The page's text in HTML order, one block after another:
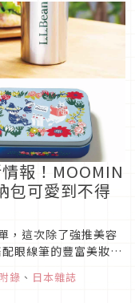
報！MOOMIN
包可愛到不得
，這次除了強推美容
眼線筆的豐富美妝組
，想知道更多好康贈
錄 、 日本雜誌